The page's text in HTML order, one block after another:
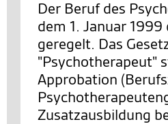
Der Beruf des
dem 1. Januar
geregelt. Das
"Psychotherapeut"
Approbation
Zusatzausbildung